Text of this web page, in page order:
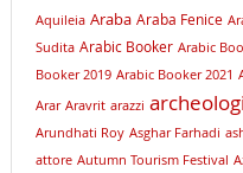
Aquileia Araba Araba Fenice
Sudita Arabic Booker Arabic
Booker 2019 Arabic Booker 2021
Arar Aravrit arazzi
Arundhati Roy Asghar Farhadi
attore Autumn Tourism Festival